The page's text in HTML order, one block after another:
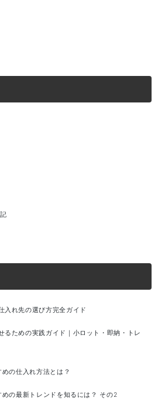
入れ先の選び方完全ガイド
るための実践ガイド｜小ロット・即納・トレ
の仕入れ方法とは？
の最新トレンドを知るには？ その2